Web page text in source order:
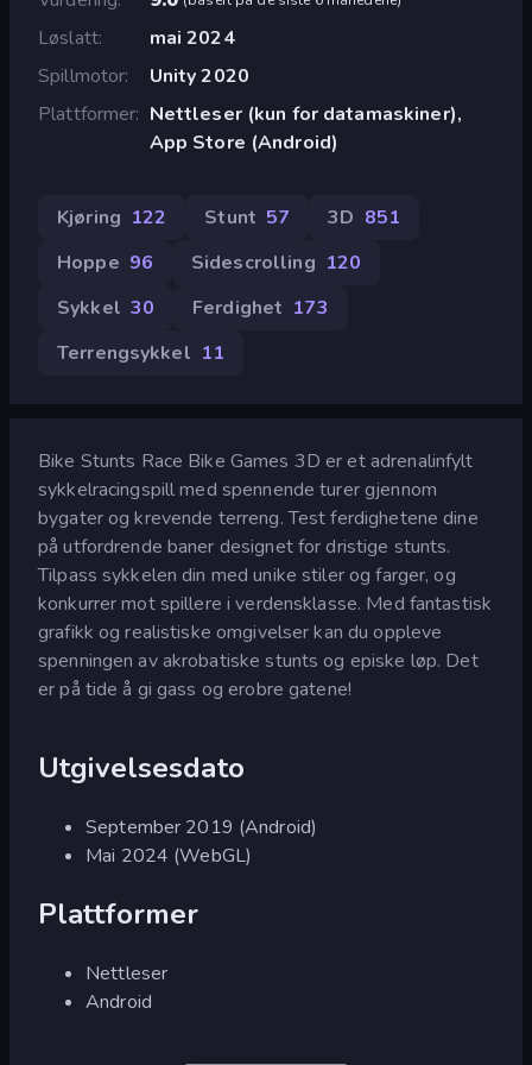
Løslatt
mai 2024
Spillmotor
Unity 2020
Plattformer Nettleser (kun for datamaskiner),
App Store (Android)
Kjøring 122 Stunt 57 3D 851
Hoppe 96 Sidescrolling 120
Sykkel 30 Ferdighet 173
Terrengsykkel 11
Bike Stunts Race Bike Games 3D er et adrenalinfylt
sykkelracingspill med spennende turer gjennom
bygater og krevende terreng. Test ferdighetene dine
på utfordrende baner designet for dristige stunts.
Tilpass sykkelen din med unike stiler og farger, og
konkurrer mot spillere i verdensklasse. Med fantastisk
grafikk og realistiske omgivelser kan du oppleve
spenningen av akrobatiske stunts og episke løp. Det
er på tide å gi gass og erobre gatene!
Utgivelsesdato
September 2019 (Android)
Mai 2024 (WebGL)
Plattformer
Nettleser
Android